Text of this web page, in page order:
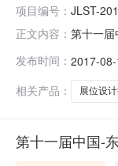
项目编号： JLST-
正文内容： 第十一
购代理
发布时间： 2017-
相关产品：
展位设
第十一届中国-